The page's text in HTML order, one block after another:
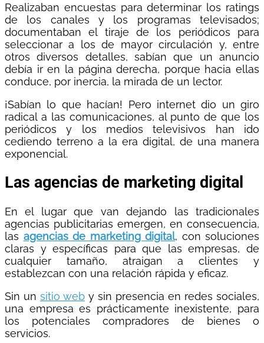
Realizaban encuestas para determinar los ratings
de los canales y los programas televisados;
documentaban el tiraje de los periódicos para
seleccionar a los de mayor circulación y, entre
otros diversos detalles, sabían que un anuncio
debía ir en la página derecha, porque hacia ellas
conduce, por inercia, la mirada de un lector.
¡Sabían lo que hacían! Pero internet dio un giro
radical a las comunicaciones, al punto de que los
periódicos y los medios televisivos han ido
cediendo terreno a la era digital, de una manera
exponencial.
Las agencias de marketing digital
En el lugar que van dejando las tradicionales
agencias publicitarias emergen, en consecuencia,
las agencias de marketing digital, con soluciones
claras y específicas para que las empresas, de
cualquier tamaño, atraigan a clientes y
establezcan con una relación rápida y eficaz.
Sin un sitio web y sin presencia en redes sociales,
una empresa es prácticamente inexistente, para
los potenciales compradores de bienes o
servicios.